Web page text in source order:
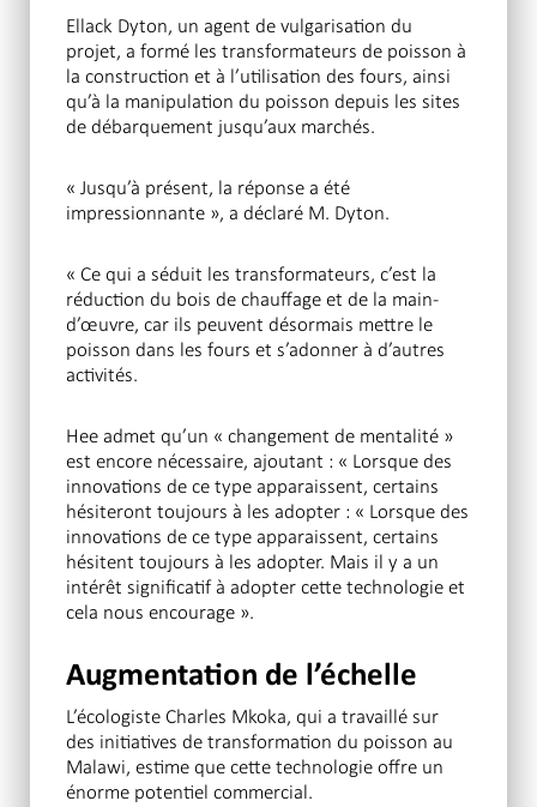
Ellack Dyton, un agent de vulgarisation du
projet, a formé les transformateurs de poisson à
la construction et à l’utilisation des fours, ainsi
qu’à la manipulation du poisson depuis les sites
de débarquement jusqu’aux marchés.
« Jusqu’à présent, la réponse a été
impressionnante », a déclaré M. Dyton.
« Ce qui a séduit les transformateurs, c’est la
réduction du bois de chauffage et de la main-
d’œuvre, car ils peuvent désormais mettre le
poisson dans les fours et s’adonner à d’autres
activités.
Hee admet qu’un « changement de mentalité »
est encore nécessaire, ajoutant : « Lorsque des
innovations de ce type apparaissent, certains
hésiteront toujours à les adopter : « Lorsque des
innovations de ce type apparaissent, certains
hésitent toujours à les adopter. Mais il y a un
intérêt significatif à adopter cette technologie et
cela nous encourage ».
Augmentation de l’échelle
L’écologiste Charles Mkoka, qui a travaillé sur
des initiatives de transformation du poisson au
Malawi, estime que cette technologie offre un
énorme potentiel commercial.